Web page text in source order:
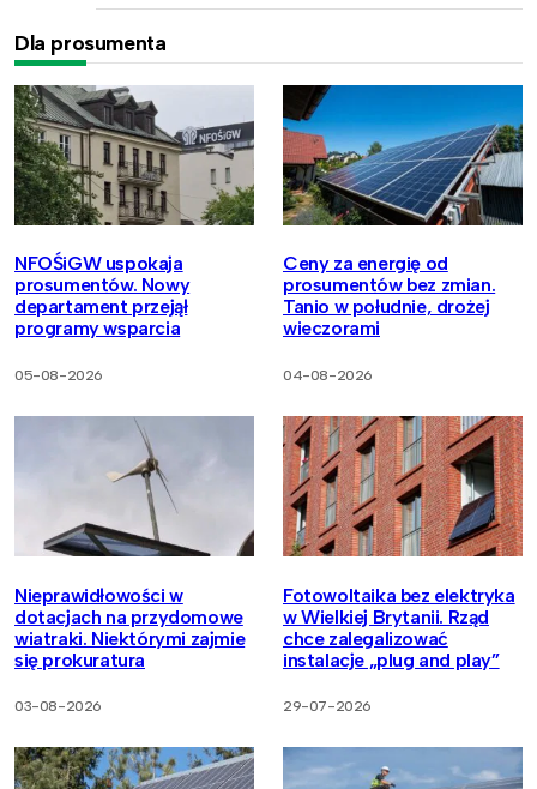
Dla prosumenta
NFOŚiGW uspokaja
prosumentów. Nowy
departament przejął
programy wsparcia
05-08-2026
Ceny za energię od
prosumentów bez zmian.
Tanio w południe, drożej
wieczorami
04-08-2026
Nieprawidłowości w
dotacjach na przydomowe
wiatraki. Niektórymi zajmie
się prokuratura
03-08-2026
Fotowoltaika bez elektryka
w Wielkiej Brytanii. Rząd
chce zalegalizować
instalacje „plug and play”
29-07-2026